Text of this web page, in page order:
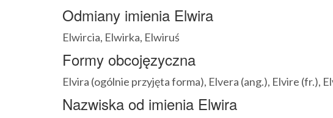
Odmiany imienia Elwira
Elwircia, Elwirka, Elwiruś
Formy obcojęzyczna
Elvira (ogólnie przyjęta forma), Elvera (ang.), Elvire (fr.),
Nazwiska od imienia Elwira